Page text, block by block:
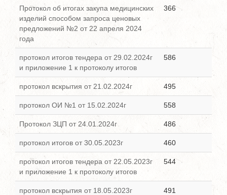
Протокол об итогах закупа медицинских
изделий способом запроса ценовых
предложений №2 от 22 апреля 2024
года
366
протокол итогов тендера от 29.02.2024г
и приложение 1 к протоколу итогов
586
протокол вскрытия от 21.02.2024г 495
протокол ОИ №1 от 15.02.2024г 558
Протокол ЗЦП от 24.01.2024г 486
протокол итогов от 30.05.2023г 460
протокол итогов тендера от 22.05.2023г
и приложение 1 к протоколу итогов
544
протокол вскрытия от 18.05.2023г 491